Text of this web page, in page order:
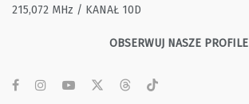
215,072 MHz / KANAŁ 10D
OBSERWUJ NASZE PROFILE